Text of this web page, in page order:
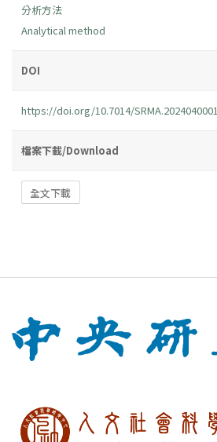
分析方法
Analytical method
DOI
https://doi.org/10.7014/SRMA.2024040001
檔案下載/Download
全文下載